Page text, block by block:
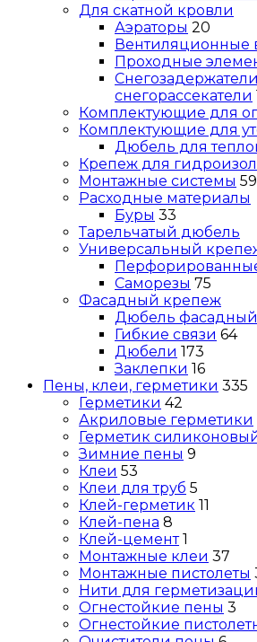
Для скатной кровли
Аэраторы 20
Вентиляционные
Проходные
снегорассекатели
Комплектующие для
Комплектующие для
Дюбель для
Крепеж для
Монтажные системы 59
Расходные материалы
Буры 33
Тарельчатый дюбель
Универсальный
Саморезы 75
Фасадный крепеж
Дюбель фасадный
Гибкие связи 64
Дюбели 173
Заклепки 16
Пены, клеи, герметики 335
Герметики 42
Акриловые герметики
Герметик
Зимние пены 9
Клеи 53
Клеи для труб 5
Клей-герметик 11
Клей-пена 8
Клей-цемент 1
Монтажные клеи 37
Монтажные пистолеты
Нити для
Огнестойкие пены 3
Огнестойкие